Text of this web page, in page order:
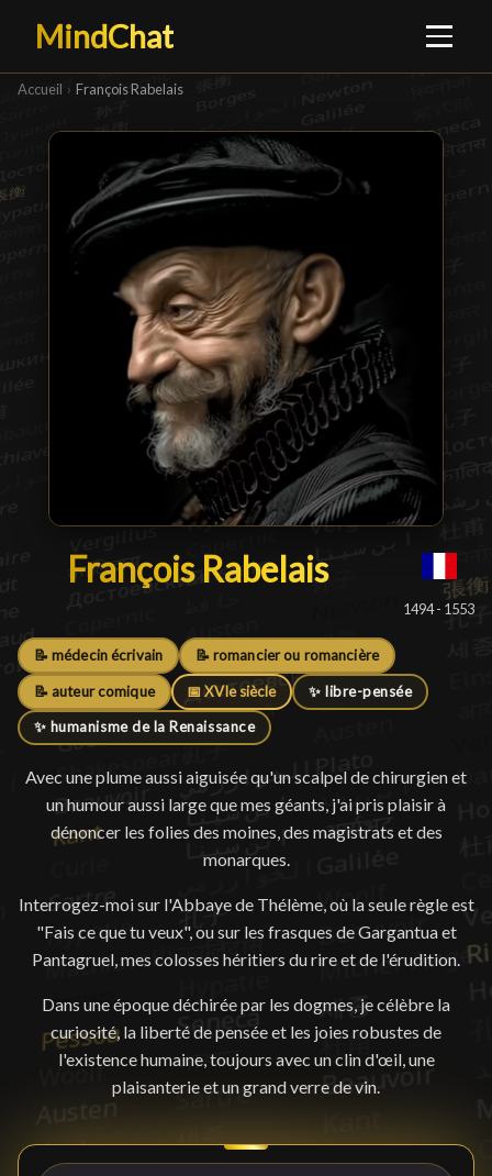
MindChat
Accueil › François Rabelais
François Rabelais
François Rabelais█
1494 - 1553
📝 médecin écrivain 📝 romancier ou romancière
📝 auteur comique 📅 XVIe siècle ✨ libre-pensée
✨ humanisme de la Renaissance
Avec une plume aussi aiguisée qu'un scalpel de chirurgien et
un humour aussi large que mes géants, j'ai pris plaisir à
dénoncer les folies des moines, des magistrats et des
monarques.
Interrogez-moi sur l'Abbaye de Thélème, où la seule règle est
"Fais ce que tu veux", ou sur les frasques de Gargantua et
Pantagruel, mes colosses héritiers du rire et de l'érudition.
Dans une époque déchirée par les dogmes, je célèbre la
curiosité, la liberté de pensée et les joies robustes de
l'existence humaine, toujours avec un clin d'œil, une
plaisanterie et un grand verre de vin.